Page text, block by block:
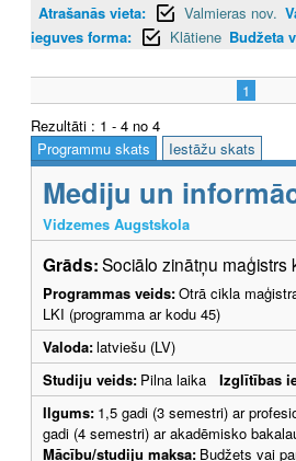
Atrašanās vieta:
Valmieras nov.
ieguves forma:
Klātiene Budžeta
1
Rezultāti : 1 - 4 no 4
Programmu skats
Iestāžu skats
Mediju un
Vidzemes Augstskola
Grāds:Sociālo zinātņu maģistrs
Programmas veids:Otrā cikla
LKI (programma ar kodu 45)
Valoda:latviešu (LV)
Studiju veids: Pilna laika Izglītības
Ilgums: 1,5 gadi (3 semestri) ar
gadi (4 semestri) ar akadēmisko
Mācību/studiju maksa: Budžets vai